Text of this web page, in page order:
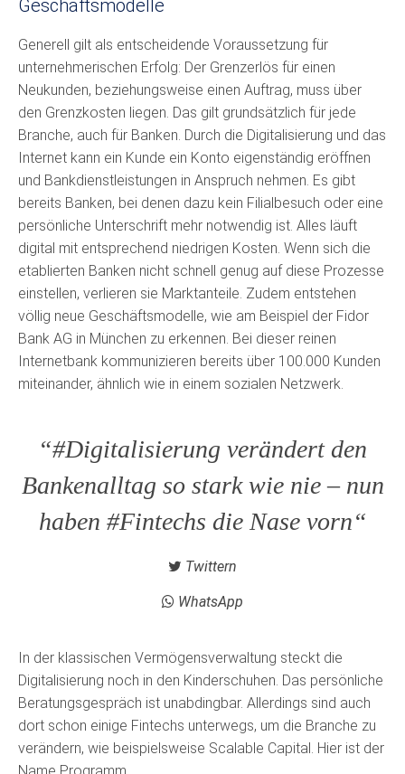
Geschäftsmodelle
Generell gilt als entscheidende Voraussetzung für
unternehmerischen Erfolg: Der Grenzerlös für einen
Neukunden, beziehungsweise einen Auftrag, muss über
den Grenzkosten liegen. Das gilt grundsätzlich für jede
Branche, auch für Banken. Durch die Digitalisierung und das
Internet kann ein Kunde ein Konto eigenständig eröffnen
und Bankdienstleistungen in Anspruch nehmen. Es gibt
bereits Banken, bei denen dazu kein Filialbesuch oder eine
persönliche Unterschrift mehr notwendig ist. Alles läuft
digital mit entsprechend niedrigen Kosten. Wenn sich die
etablierten Banken nicht schnell genug auf diese Prozesse
einstellen, verlieren sie Marktanteile. Zudem entstehen
völlig neue Geschäftsmodelle, wie am Beispiel der Fidor
Bank AG in München zu erkennen. Bei dieser reinen
Internetbank kommunizieren bereits über 100.000 Kunden
miteinander, ähnlich wie in einem sozialen Netzwerk.
“#Digitalisierung verändert den
Bankenalltag so stark wie nie – nun
haben #Fintechs die Nase vorn“
Twittern
WhatsApp
In der klassischen Vermögensverwaltung steckt die
Digitalisierung noch in den Kinderschuhen. Das persönliche
Beratungsgespräch ist unabdingbar. Allerdings sind auch
dort schon einige Fintechs unterwegs, um die Branche zu
verändern, wie beispielsweise Scalable Capital. Hier ist der